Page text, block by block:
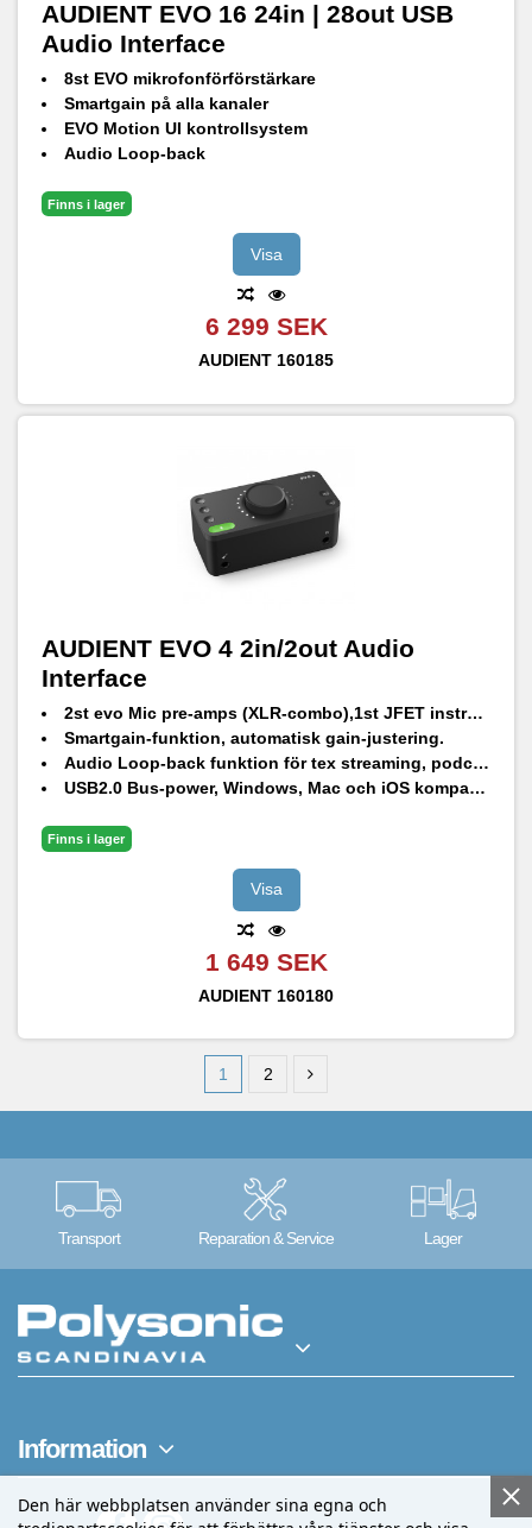
AUDIENT EVO 16 24in | 28out USB
Audio Interface
8st EVO mikrofonförförstärkare
Smartgain på alla kanaler
EVO Motion UI kontrollsystem
Audio Loop-back
Finns i lager
Visa
6 299 SEK
AUDIENT 160185
AUDIENT EVO 4 2in/2out Audio
Interface
2st evo Mic pre-amps (XLR-combo),1st JFET instrument-ingång, 2st Line-out.
Smartgain-funktion, automatisk gain-justering.
Audio Loop-back funktion för tex streaming, podcasts och onlinemöten
USB2.0 Bus-power, Windows, Mac och iOS kompatibel.
Finns i lager
Visa
1 649 SEK
AUDIENT 160180
1 2
Transport Reparation & Service Lager
Information
Den här webbplatsen använder sina egna och